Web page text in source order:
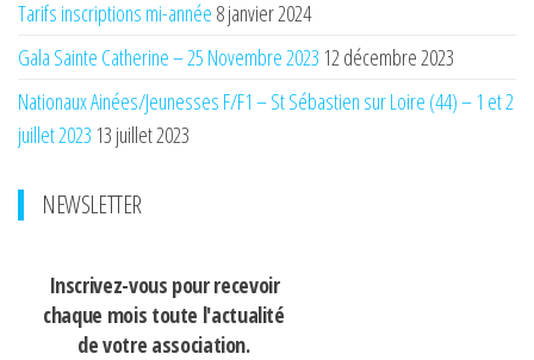
Tarifs inscriptions mi-année 8 janvier 2024
Gala Sainte Catherine – 25 Novembre 2023 12 décembre 2023
Nationaux Ainées/Jeunesses F/F1 – St Sébastien sur Loire (44) – 1 et 2
juillet 2023 13 juillet 2023
NEWSLETTER
Inscrivez-vous pour recevoir
chaque mois toute l'actualité
de votre association.